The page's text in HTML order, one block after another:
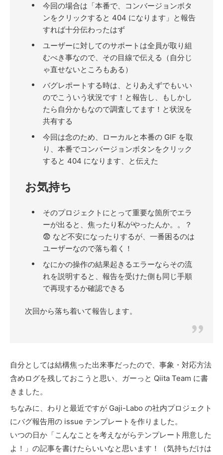
今回の場合は「本番で、コンバージョンボタ
ンをクリックすると 404 になります」と報告
すれば十分伝わったはず
ユーザーに対してのサポートは全員が取り組
むべき事なので、その目線で伝える（自分じ
ゃ直せないところもある）
バグレポートする時は、とりあえずでもいい
のでこういう状況です！と報告し、もしかし
たら自分かもなので調査してます！と状況を
共有する
今回は念のため、ローカルと本番の GIF を取
り、本番でコンバージョンボタンをクリック
すると 404 になります、と伝えた
お気持ち
そのプロジェクトにとって重要な箇所でエラ
ーが出ると、焦ったり私がやったんか。。？
😨 など不安になったりするが、一番困るのは
ユーザーなので落ち着く！
なにかの操作の結果起きるエラーならその流
れを説明すると、報告を受けた側も同じ手順
で再現するか確認できる
次回から落ち着いて報告します。
自分としては結構焦った出来事だったので、事象・対応方法
含めログを残しておこうと思い、ガーっと Qiita Team に書
きました。
ちなみに、わりと最近ですが Gaji-Labo の社内プロジェクト
にバグ報告用の issue テンプレートを作りました。
いつの日か「こんなことを考えながらテンプレート用意した
よ！」の記事を書けたらいいなと思います！（気持ちだけは